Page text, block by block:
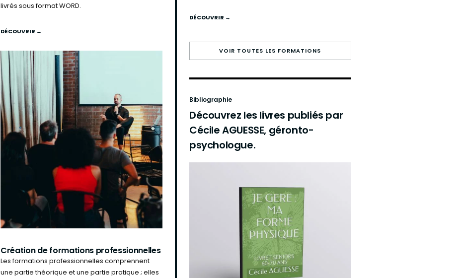
livrés sous format WORD.
DÉCOUVRIR →
Création de formations professionnelles
Les formations professionnelles comprennent
une partie théorique et une partie pratique ; elles
DÉCOUVRIR →
VOIR TOUTES LES FORMATIONS
Bibliographie
Découvrez les livres publiés par
Cécile AGUESSE, géronto-
psychologue.